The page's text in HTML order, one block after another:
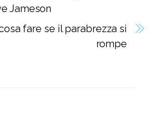
Jameson
fare se il parabrezza si
rompe